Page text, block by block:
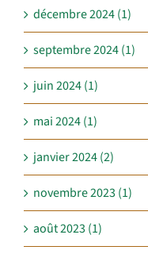
décembre 2024 (1)
septembre 2024 (1)
juin 2024 (1)
mai 2024 (1)
janvier 2024 (2)
novembre 2023 (1)
août 2023 (1)